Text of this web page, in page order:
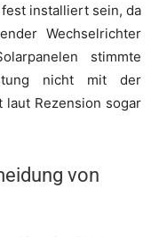
installiert sein, da
Wechselrichter
stimmte
nicht mit der
Rezension sogar
von